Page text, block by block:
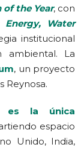
the Year, con
Energy, Water
institucional
ambiental. La
, un proyecto
Reynosa.
es la única
espacio
Unido, India,